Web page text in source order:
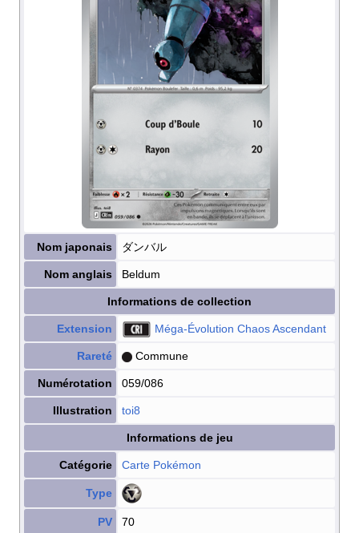
Nom japonais ダンバル
Nom anglais Beldum
Informations de collection
Extension Méga-Évolution Chaos Ascendant
Rareté Commune
Numérotation 059/086
Illustration toi8
Informations de jeu
Catégorie Carte Pokémon
Type
PV 70